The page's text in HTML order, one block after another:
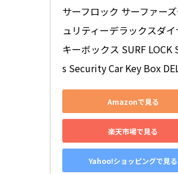
サーフロック サーファー
ュリティーデラックスダ
キーボックス SURF LOCK
s Security Car Key Box
Amazonで見る
楽天市場で見る
Yahoo!ショッピングで見る